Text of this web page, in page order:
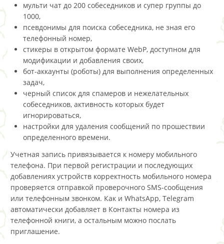
мульти чат до 200 собеседников и супер группы до
1000,
псевдонимы для поиска собеседника, не зная его
телефонный номер,
стикеры в открытом формате WebP, доступном для
модификации и добавления своих,
бот-аккаунты (роботы) для выполнения определенных
задач,
черный список для спамеров и нежелательных
собеседников, активность которых будет
игнорироваться,
настройки для удаления сообщений по прошествии
определенного времени.
Учетная запись привязывается к номеру мобильного
телефона. При первой регистрации и последующих
добавлениях устройств корректность мобильного номера
проверяется отправкой проверочного SMS-сообщения
или телефонным звонком. Как и WhatsApp, Telegram
автоматически добавляет в Контакты номера из
телефонной книги, а остальным можно послать
приглашение.